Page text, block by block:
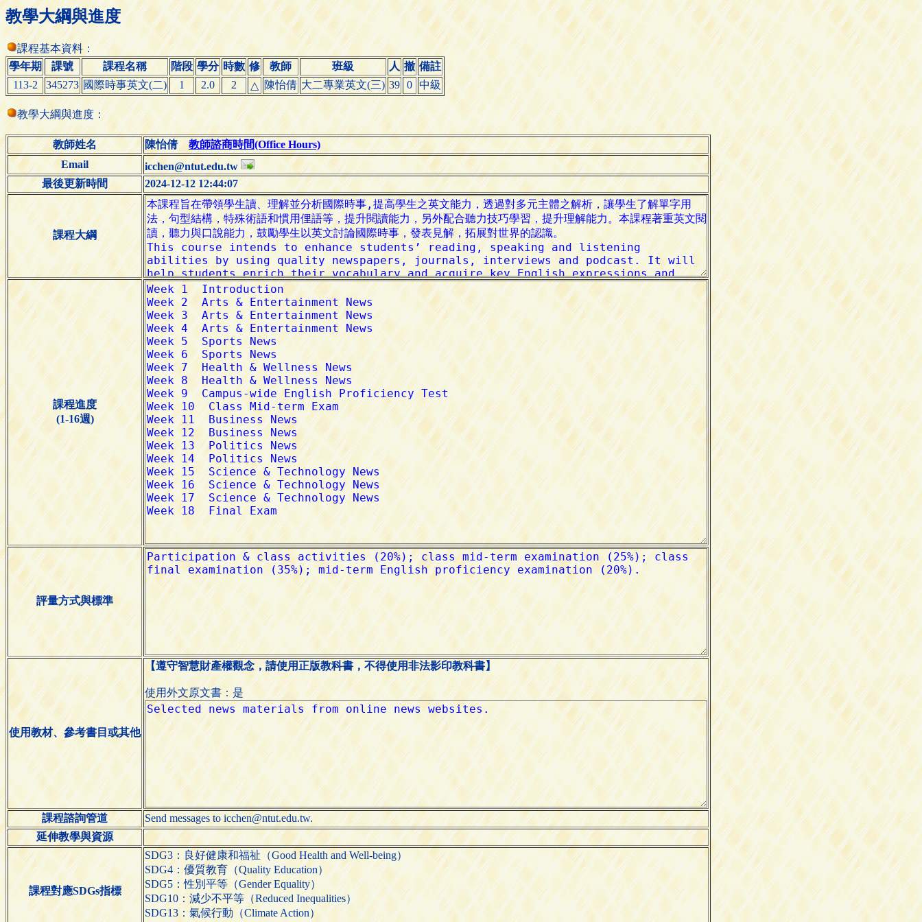
教學大綱與進度
課程基本資料：
學年期
課號 課程名稱 階段 學分 時數 修 教師 班級 人 撤 備註
113-2
345273 國際時事英文(二) 1 2.0 2 △ 陳怡倩 大二專業英文(三) 39 0 中級
教學大綱與進度：
教師姓名 陳怡倩 教師諮商時間(Office Hours)
Email
icchen@ntut.edu.tw
最後更新時間
2024-12-12 12:44:07
課程大綱
課程進度
(1-16週)
評量方式與標準
使用教材、參考書目或其他
【遵守智慧財產權觀念，請使用正版教科書，不得使用非法影印教科書】
使用外文原文書：是
課程諮詢管道
Send messages to icchen@ntut.edu.tw.
延伸教學與資源
課程對應SDGs指標
SDG3：良好健康和福祉（Good Health and Well-being）
SDG4：優質教育（Quality Education）
SDG5：性別平等（Gender Equality）
SDG10：減少不平等（Reduced Inequalities）
SDG13：氣候行動（Climate Action）